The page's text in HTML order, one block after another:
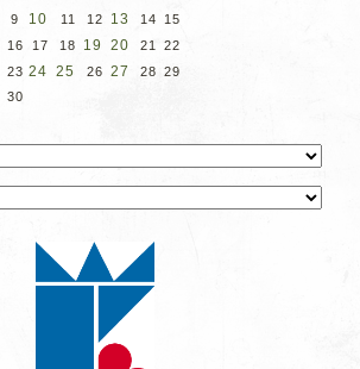
9 10 11 12 13 14
15
16
17 18 19 20 21
22
23 24 25 26 27 28 29
30